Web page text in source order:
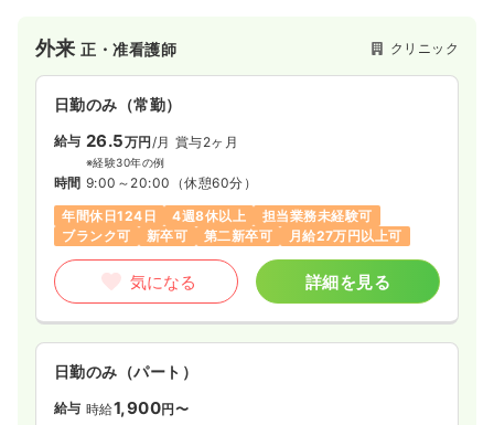
外来正・准看護師 クリニック
日勤のみ（常勤）
給与 26.5万円/月 賞与2ヶ月
※経験30年の例
時間 9:00～20:00 （休憩60分）
年間休日124日
4週8休以上
担当業務未経験可
ブランク可
新卒可 第二新卒可 月給27万円以上可
気になる 詳細を見る
日勤のみ（パート）
給与 時給1,900円〜